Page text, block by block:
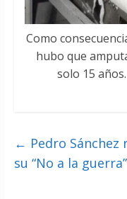
Como
hubo que
solo 15
← Pedro
su “No a la guerra”